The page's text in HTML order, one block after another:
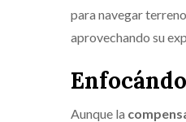
para navegar
aprovechando su
Aunque la